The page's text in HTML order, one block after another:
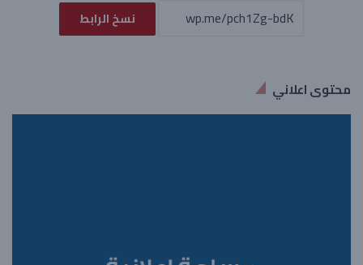
نسخ الرابط
محتوى اعلاني